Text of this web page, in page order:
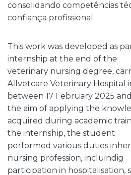
consolidando competências
confiança profissional.
This work was developed as
internship at the end of the
veterinary nursing degree,
Allvetcare Veterinary Hospital
between 17 February 2025
the aim of applying the
acquired during academic
the internship, the student
performed various duties
nursing profession, incluindig
participation in hospitalisation,